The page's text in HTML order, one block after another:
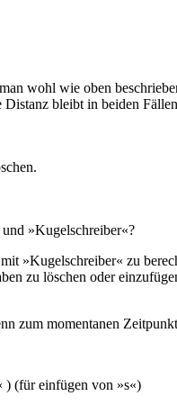
wohl wie oben
bleibt in beiden
»Kugelschreiber«?
»Kugelschreiber« zu
zu löschen oder
zum momentanen
) (für einfügen von »s«)